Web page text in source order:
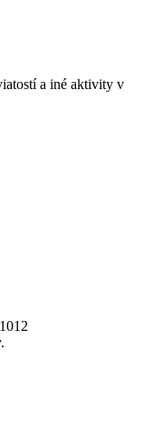
a iné aktivity v